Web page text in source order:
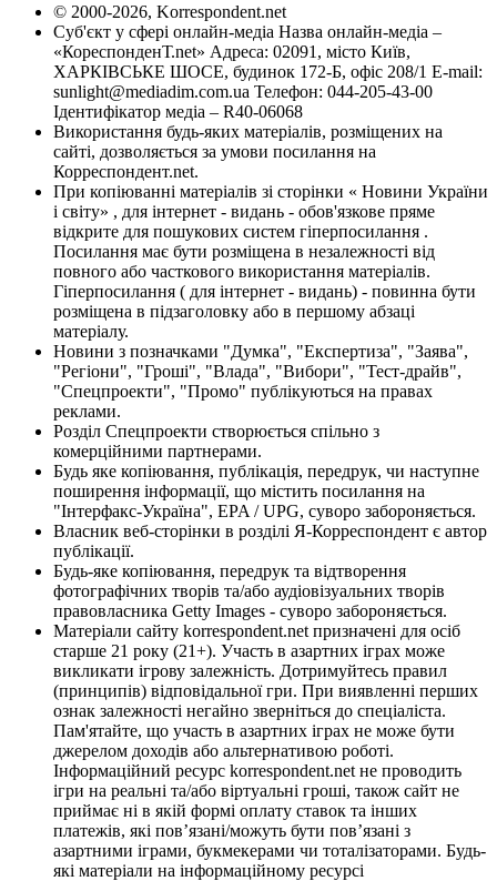
© 2000-2026, Korrespondent.net
Суб'єкт у сфері онлайн-медіа Назва онлайн-медіа –
«КореспонденТ.net» Адреса: 02091, місто Київ,
ХАРКІВСЬКЕ ШОСЕ, будинок 172-Б, офіс 208/1 E-mail:
sunlight@mediadim.com.ua Телефон: 044-205-43-00
Ідентифікатор медіа – R40-06068
Використання будь-яких матеріалів, розміщених на
сайті, дозволяється за умови посилання на
Корреспондент.net.
При копіюванні матеріалів зі сторінки « Новини України
і світу» , для інтернет - видань - обов'язкове пряме
відкрите для пошукових систем гіперпосилання .
Посилання має бути розміщена в незалежності від
повного або часткового використання матеріалів.
Гіперпосилання ( для інтернет - видань) - повинна бути
розміщена в підзаголовку або в першому абзаці
матеріалу.
Новини з позначками "Думка", "Експертиза", "Заява",
"Регіони", "Гроші", "Влада", "Вибори", "Тест-драйв",
"Спецпроекти", "Промо" публікуються на правах
реклами.
Розділ Спецпроекти створюється спільно з
комерційними партнерами.
Будь яке копіювання, публікація, передрук, чи наступне
поширення інформації, що містить посилання на
"Інтерфакс-Україна", EPA / UPG, суворо забороняється.
Власник веб-сторінки в розділі Я-Корреспондент є автор
публікації.
Будь-яке копіювання, передрук та відтворення
фотографічних творів та/або аудіовізуальних творів
правовласника Getty Images - суворо забороняється.
Матеріали сайту korrespondent.net призначені для осіб
старше 21 року (21+). Участь в азартних іграх може
викликати ігрову залежність. Дотримуйтесь правил
(принципів) відповідальної гри. При виявленні перших
ознак залежності негайно зверніться до спеціаліста.
Пам'ятайте, що участь в азартних іграх не може бути
джерелом доходів або альтернативою роботі.
Інформаційний ресурс korrespondent.net не проводить
ігри на реальні та/або віртуальні гроші, також сайт не
приймає ні в якій формі оплату ставок та інших
платежів, які пов’язані/можуть бути пов’язані з
азартними іграми, букмекерами чи тоталізаторами. Будь-
які матеріали на інформаційному ресурсі